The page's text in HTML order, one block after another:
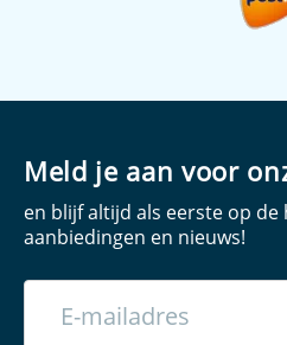
Meld je aan voor
en blijf altijd als eerste op de
aanbiedingen en nieuws!